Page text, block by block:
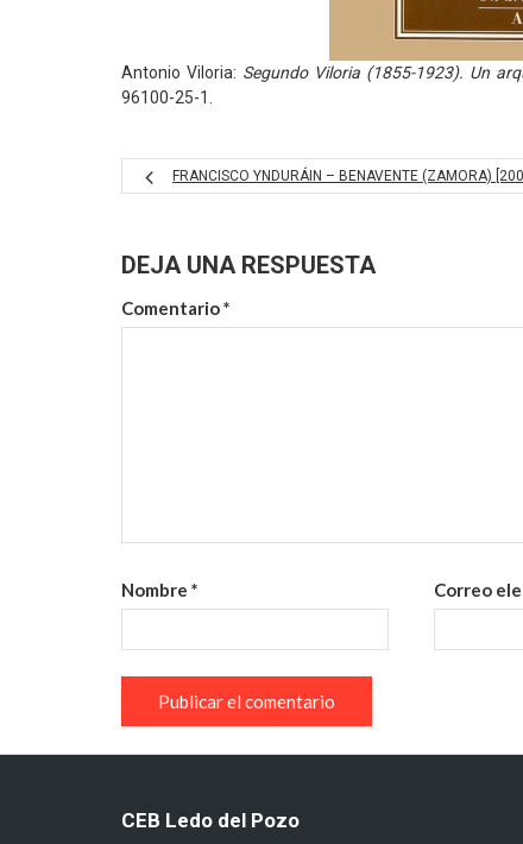
Antonio Viloria: Segundo Viloria (1855-1923). Un
96100-25-1.
FRANCISCO YNDURÁIN – BENAVENTE (ZAMORA)
DEJA UNA RESPUESTA
Comentario*
Nombre * Correo
CEB Ledo del Pozo